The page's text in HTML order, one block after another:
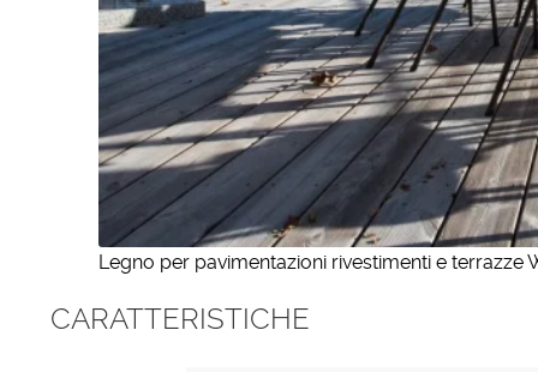
Legno per pavimentazioni rivestimenti e terrazze
CARATTERISTICHE